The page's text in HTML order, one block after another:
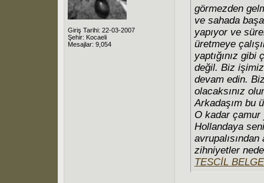
Giriş Tarihi: 22-03-2007
Şehir: Kocaeli
Mesajlar: 9,054
görmezden
ve sahada
yapıyor ve
üretmeye
yaptığınız
değil. Biz
devam edin.
olacaksınız
Arkadaşım bu
O kadar çamur
Hollandaya
zihniyetler
TESCİL